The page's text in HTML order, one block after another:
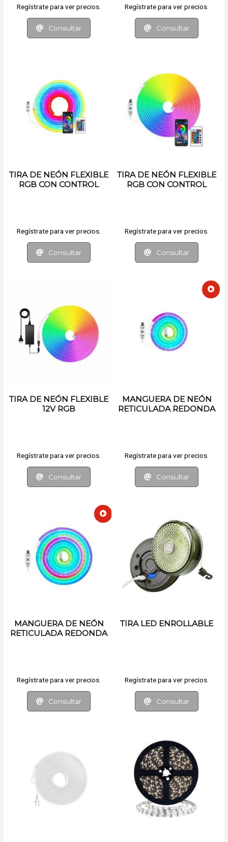
Regístrate para ver precios.
Consultar
Regístrate para ver precios.
Consultar
TIRA DE NEÓN FLEXIBLE
RGB CON CONTROL
Regístrate para ver precios.
Consultar
TIRA DE NEÓN FLEXIBLE
RGB CON CONTROL
Regístrate para ver precios.
Consultar
TIRA DE NEÓN FLEXIBLE
12V RGB
Regístrate para ver precios.
Consultar
MANGUERA DE NEÓN
RETICULADA REDONDA
Regístrate para ver precios.
Consultar
MANGUERA DE NEÓN
RETICULADA REDONDA
Regístrate para ver precios.
Consultar
TIRA LED ENROLLABLE
Regístrate para ver precios.
Consultar